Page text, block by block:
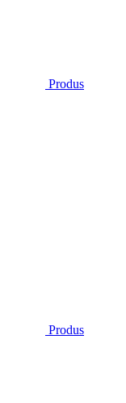
Produs
Produs